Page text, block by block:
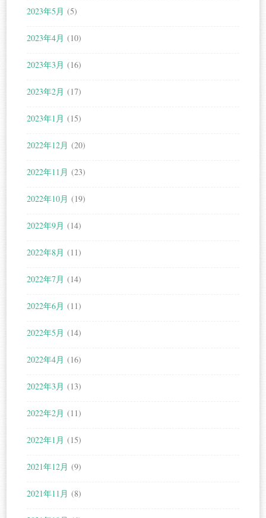
2023年5月 (5)
2023年4月 (10)
2023年3月 (16)
2023年2月 (17)
2023年1月 (15)
2022年12月 (20)
2022年11月 (23)
2022年10月 (19)
2022年9月 (14)
2022年8月 (11)
2022年7月 (14)
2022年6月 (11)
2022年5月 (14)
2022年4月 (16)
2022年3月 (13)
2022年2月 (11)
2022年1月 (15)
2021年12月 (9)
2021年11月 (8)